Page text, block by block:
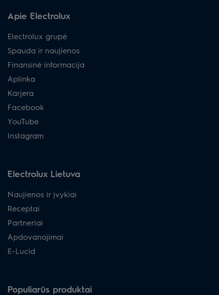
Apie Electrolux
Electrolux grupė
Spauda ir naujienos
Finansinė informacija
Aplinka
Karjera
Facebook
YouTube
Instagram
Electrolux Lietuva
Naujienos ir įvykiai
Receptai
Partneriai
Apdovanojimai
E-Lucid
Populiarūs produktai